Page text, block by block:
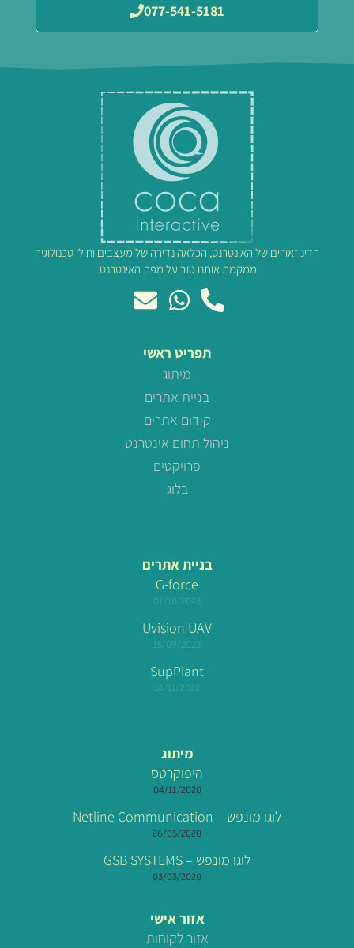
077-541-5181
הדינוזאורים של האינטרנט, הכלאה נדירה של מעצבים וחולי טכנולוגיה
ממקמת אותנו טוב על מפת האינטרנט.
תפריט ראשי
מיתוג
בניית אתרים
קידום אתרים
ניהול תחום אינטרנט
פרויקטים
בלוג
בניית אתרים
G-force
01/10/2023
Uvision UAV
15/09/2023
SupPlant
14/11/2022
מיתוג
היפוקרטס
04/11/2020
לוגו מונפש – Netline Communication
26/05/2020
לוגו מונפש – GSB SYSTEMS
03/03/2020
אזור אישי
אזור לקוחות